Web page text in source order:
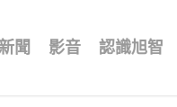
新聞 影音 認識旭智